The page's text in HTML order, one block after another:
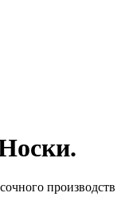
производств